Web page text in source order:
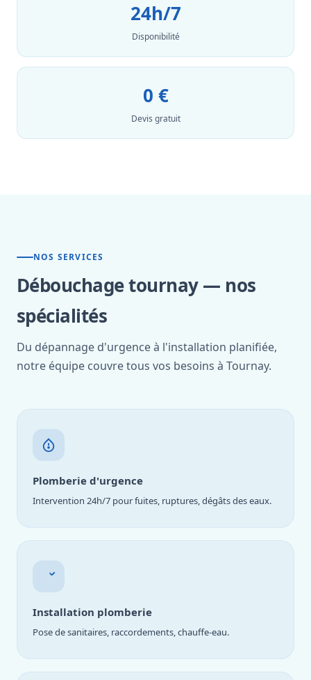
24h/7
Disponibilité
0 €
Devis gratuit
NOS SERVICES
Débouchage tournay — nos
spécialités
Du dépannage d'urgence à l'installation planifiée,
notre équipe couvre tous vos besoins à Tournay.
Plomberie d'urgence
Intervention 24h/7 pour fuites, ruptures, dégâts des eaux.
Installation plomberie
Pose de sanitaires, raccordements, chauffe-eau.